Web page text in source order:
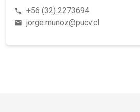
phone +56 (32) 2273694
email jorge.munoz@pucv.cl